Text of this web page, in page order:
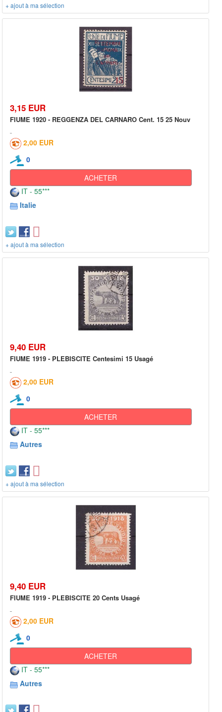
+ ajout à ma sélection
3,15 EUR
FIUME 1920 - REGGENZA DEL CARNARO Cent. 15 25 Nouv
2,00 EUR
0
ACHETER
IT - 55***
Italie
+ ajout à ma sélection
9,40 EUR
FIUME 1919 - PLEBISCITE Centesimi 15 Usagé
2,00 EUR
0
ACHETER
IT - 55***
Autres
+ ajout à ma sélection
9,40 EUR
FIUME 1919 - PLEBISCITE 20 Cents Usagé
2,00 EUR
0
ACHETER
IT - 55***
Autres